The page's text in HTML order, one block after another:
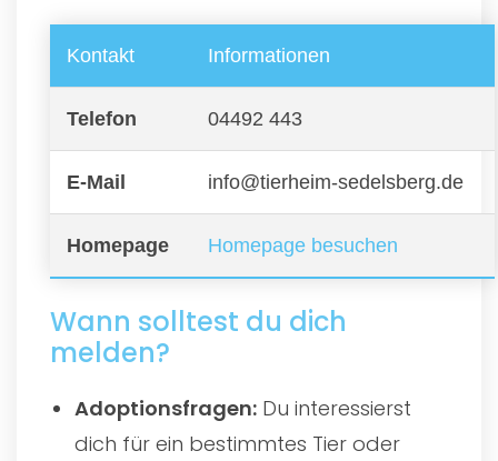
Kontakt Informationen
Telefon 04492 443
E-Mail info@tierheim-sedelsberg.de
Homepage Homepage besuchen
Wann solltest du dich
melden?
Adoptionsfragen: Du interessierst
dich für ein bestimmtes Tier oder